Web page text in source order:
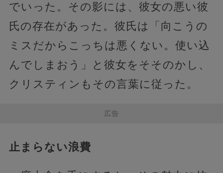
でいった。その影には、彼女の悪い彼
氏の存在があった。彼氏は「向こうの
ミスだからこっちは悪くない。使い込
んでしまおう」と彼女をそそのかし、
クリスティンもその言葉に従った。
広告
止まらない浪費